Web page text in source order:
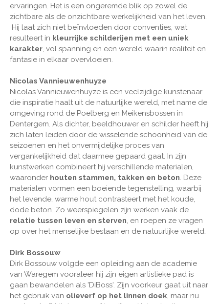
ervaringen. Het is een ongeremde blik op zowel de
zichtbare als de onzichtbare werkelijkheid van het leven.
Hij laat zich niet beïnvloeden door conventies, wat
resulteert in kleurrijke schilderijen met een uniek
karakter, vol spanning en een wereld waarin realiteit en
fantasie in elkaar overvloeien.
Nicolas Vannieuwenhuyze
Nicolas Vannieuwenhuyze is een veelzijdige kunstenaar
die inspiratie haalt uit de natuurlijke wereld, met name de
omgeving rond de Poelberg en Meikensbossen in
Dentergem. Als dichter, beeldhouwer en schilder heeft hij
zich laten leiden door de wisselende schoonheid van de
seizoenen en het onvermijdelijke proces van
vergankelijkheid dat daarmee gepaard gaat. In zijn
kunstwerken combineert hij verschillende materialen,
waaronder houten stammen, takken en beton. Deze
materialen vormen een boeiende tegenstelling, waarbij
het levende, warme hout contrasteert met het koude,
dode beton. Zo weerspiegelen zijn werken vaak de
relatie tussen leven en sterven, en roepen ze vragen
op over het menselijke bestaan en de natuurlijke wereld.
Dirk Bossouw
Dirk Bossouw volgde een opleiding aan de academie
van Waregem vooraleer hij zijn eigen artistieke pad is
gaan bewandelen als 'DiBoss'. Zijn voorkeur gaat uit naar
het gebruik van olieverf op het linnen doek, maar nu